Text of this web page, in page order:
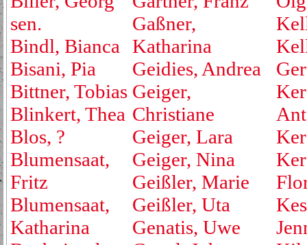
sen.
Bindl, Bianca
Bisani, Pia
Bittner, Tobias
Blinkert, Thea
Blos, ?
Blumensaat,
Fritz
Blumensaat,
Katharina
Gaßner,
Katharina
Geidies, Andrea
Geiger,
Christiane
Geiger, Lara
Geiger, Nina
Geißler, Marie
Geißler, Uta
Genatis, Uwe